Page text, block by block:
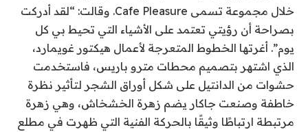
خلال مجموعة تسمى Cafe Pleasure. وقالت: “لقد أدركت
بصراحة أن رؤيتي تعتمد على الأشياء التي تحيط بي كل
يوم”. أغرتها الخطوط المتعرجة لأعمال هيكتور غويمارد،
الذي اشتهر بتصميم محطات مترو باريس، فاستخدمت
حشوات من الدانتيل على شكل أوراق الشجر لتأثير نظرة
خاطفة وصنعت جاكار يضم زهرة الخشخاش، وهي زهرة
مرتبطة ارتباطًا وثيقًا بالحركة الفنية التي ظهرت في مطلع